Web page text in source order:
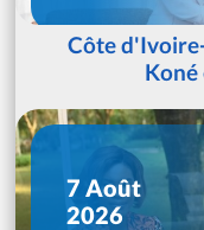
Côte
Koné
7 Août
2026